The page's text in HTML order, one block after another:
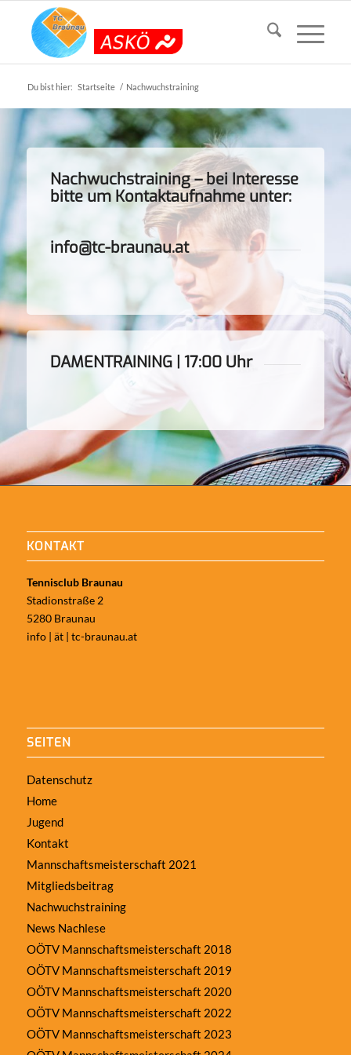
Du bist hier: Startseite / Nachwuchstraining
Nachwuchstraining – bei Interesse
bitte um Kontaktaufnahme unter:
info@tc-braunau.at
DAMENTRAINING | 17:00 Uhr
KONTAKT
Tennisclub Braunau
Stadionstraße 2
5280 Braunau
info | ät | tc-braunau.at
SEITEN
Datenschutz
Home
Jugend
Kontakt
Mannschaftsmeisterschaft 2021
Mitgliedsbeitrag
Nachwuchstraining
News Nachlese
OÖTV Mannschaftsmeisterschaft 2018
OÖTV Mannschaftsmeisterschaft 2019
OÖTV Mannschaftsmeisterschaft 2020
OÖTV Mannschaftsmeisterschaft 2022
OÖTV Mannschaftsmeisterschaft 2023